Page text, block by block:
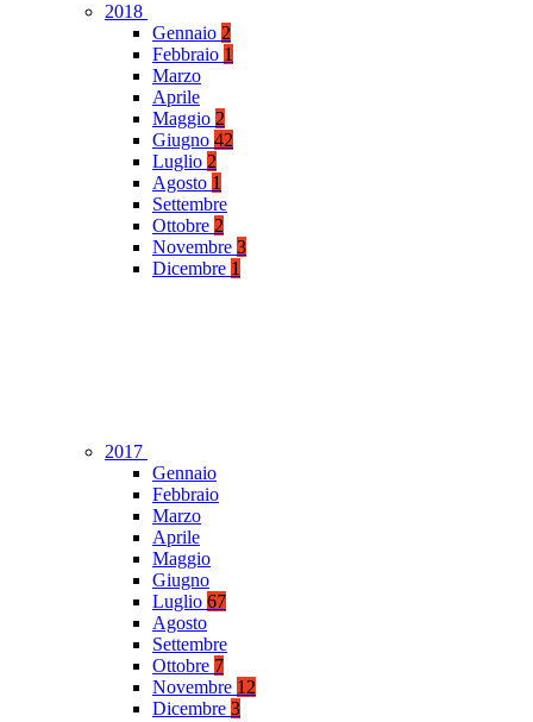
2018
Gennaio 2
Febbraio 1
Marzo
Aprile
Maggio 2
Giugno 42
Luglio 2
Agosto 1
Settembre
Ottobre 2
Novembre 3
Dicembre 1
2017
Gennaio
Febbraio
Marzo
Aprile
Maggio
Giugno
Luglio 67
Agosto
Settembre
Ottobre 7
Novembre 12
Dicembre 3